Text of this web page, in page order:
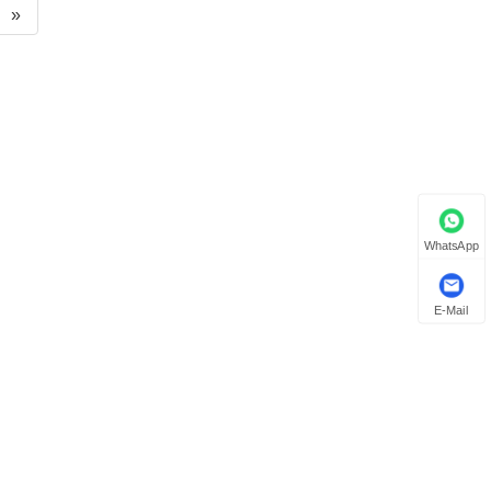
»
WhatsApp
E-Mail